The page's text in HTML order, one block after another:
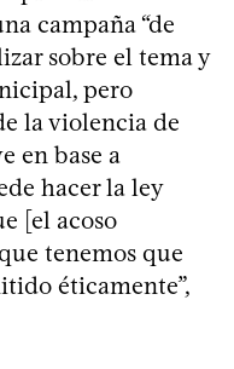
campaña “de
sobre el tema y
pero
la violencia de
en base a
hacer la ley
[el acoso
tenemos que
éticamente”,